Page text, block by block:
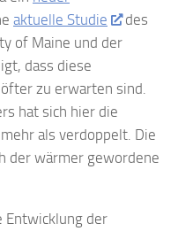
aktuelle Studie
des
of Maine und der
dass diese
zu erwarten sind.
hat sich hier die
als verdoppelt. Die
der wärmer gewordene
Entwicklung der